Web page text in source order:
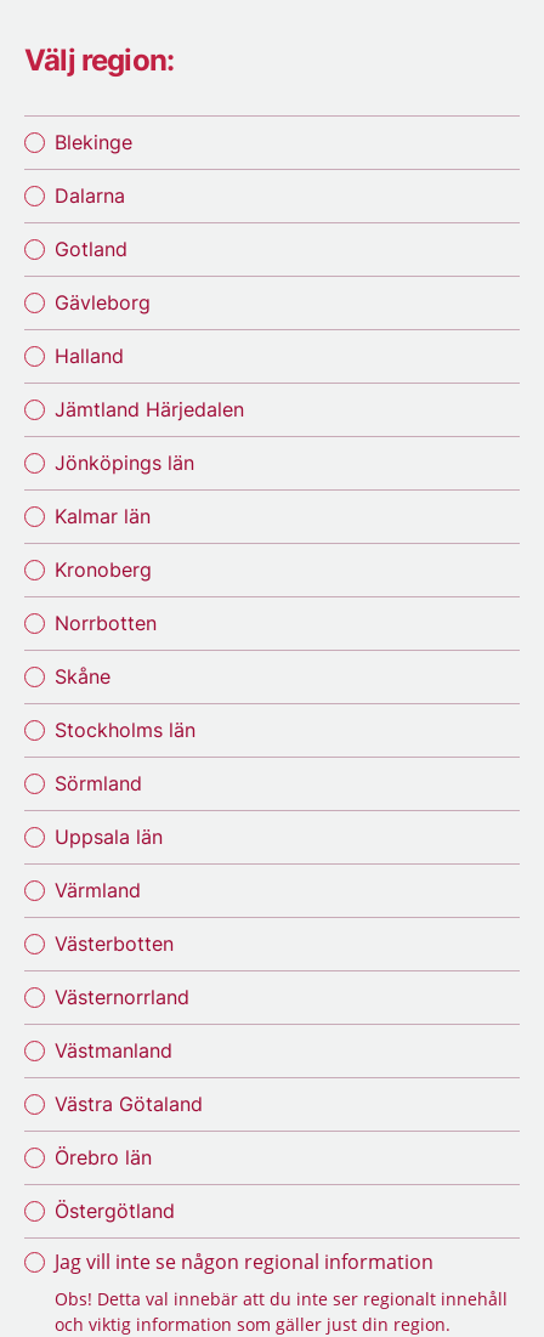
Välj region:
Blekinge
Dalarna
Gotland
Gävleborg
Halland
Jämtland Härjedalen
Jönköpings län
Kalmar län
Kronoberg
Norrbotten
Skåne
Stockholms län
Sörmland
Uppsala län
Värmland
Västerbotten
Västernorrland
Västmanland
Västra Götaland
Örebro län
Östergötland
Jag vill inte se någon regional information
Obs! Detta val innebär att du inte ser regionalt innehåll
och viktig information som gäller just din region.